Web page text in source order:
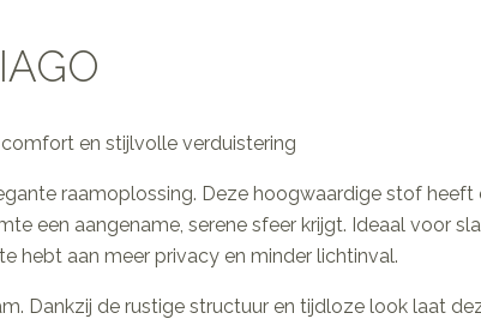
en stijlvolle verduistering
raamoplossing. Deze hoogwaardige stof heeft
een aangename, serene sfeer krijgt. Ideaal voor
hebt aan meer privacy en minder lichtinval.
Dankzij de rustige structuur en tijdloze look laat